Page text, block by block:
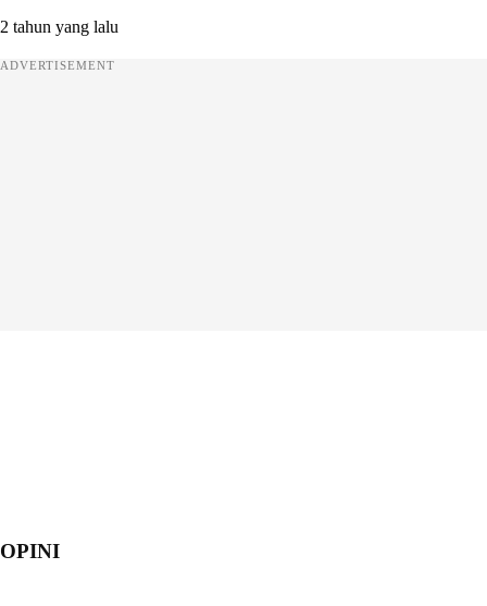
2 tahun yang lalu
ADVERTISEMENT
OPINI